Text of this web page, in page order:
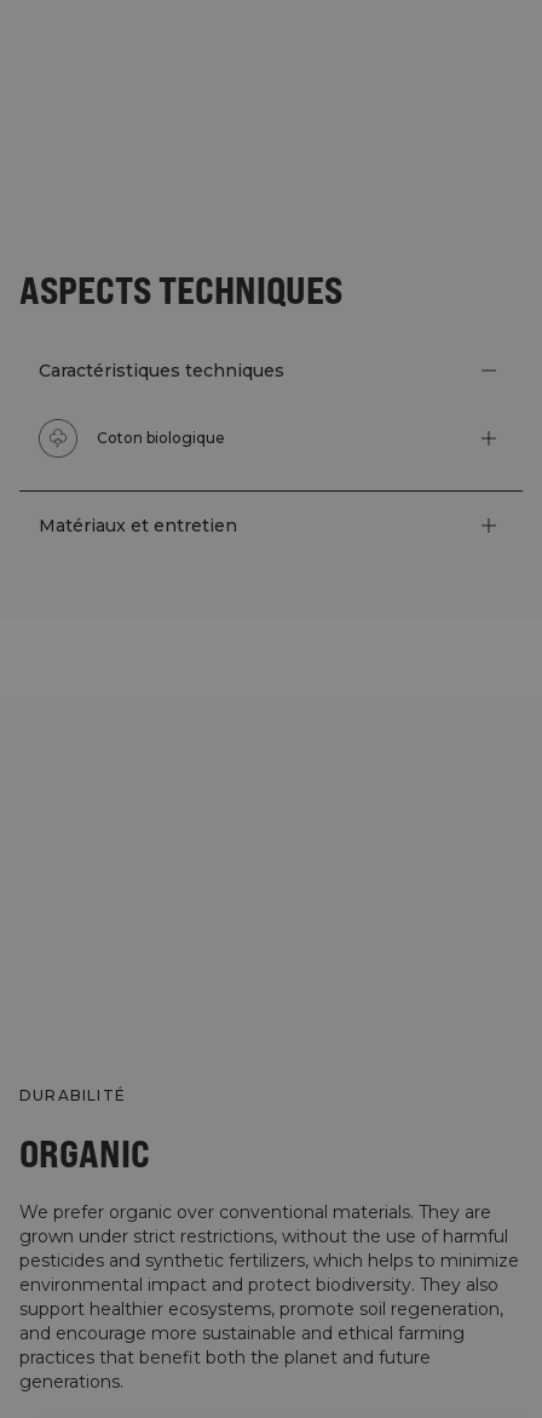
ASPECTS TECHNIQUES
Caractéristiques techniques
Coton biologique
Matériaux et entretien
DURABILITÉ
ORGANIC
We prefer organic over conventional materials. They are
grown under strict restrictions, without the use of harmful
pesticides and synthetic fertilizers, which helps to minimize
environmental impact and protect biodiversity. They also
support healthier ecosystems, promote soil regeneration,
and encourage more sustainable and ethical farming
practices that benefit both the planet and future
generations.